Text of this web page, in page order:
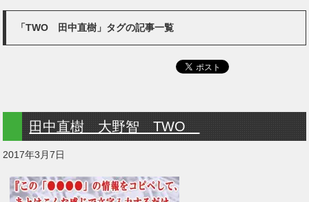
「TWO 田中直樹」タグの記事一覧
田中直樹 大野智 TWO
2017年3月7日